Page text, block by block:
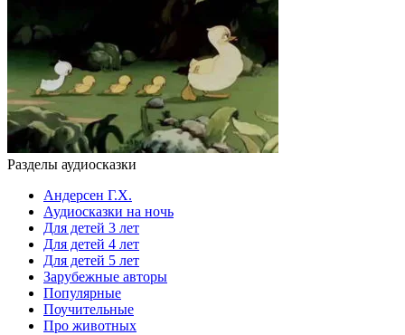
Разделы аудиосказки
Андерсен Г.Х.
Аудиосказки на ночь
Для детей 3 лет
Для детей 4 лет
Для детей 5 лет
Зарубежные авторы
Популярные
Поучительные
Про животных